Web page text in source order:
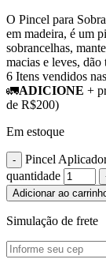
O Pincel para
em madeira, é um
sobrancelhas,
macias e leves,
6 Itens vendidos
🚛ADICIONE +
de R$200)
Em estoque
Pincel
quantidade
Adicionar ao
Simulação de frete